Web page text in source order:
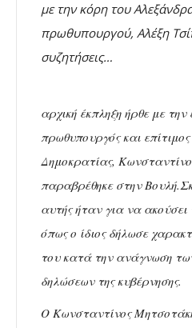
με την κόρη του
πρωθυπουργού, Αλέξη
συζητήσεις…
αρχική έκπληξη ήρθε με
πρωθυπουργός και
Δημοκρατίας,
παραβρέθηκε στην
αυτής ήταν για να
όπως ο ίδιος δήλωσε
του κατά την ανάγνωση
δηλώσεων της κυβέρνησης.
Ο Κωνσταντίνος